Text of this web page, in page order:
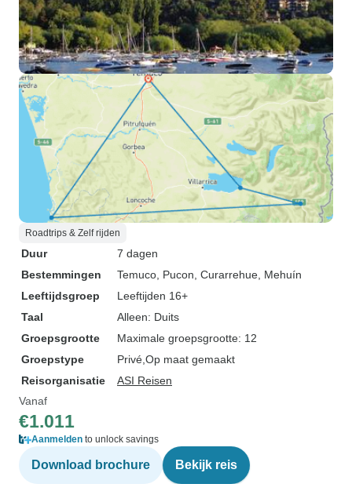
Roadtrips & Zelf rijden
Duur
7 dagen
Bestemmingen
Temuco , Pucon , Curarrehue , Mehuín
Leeftijdsgroep
Leeftijden 16+
Taal
Alleen: Duits
Groepsgrootte
Maximale groepsgrootte: 12
Groepstype
Privé Op maat gemaakt
Reisorganisatie
ASI Reisen
Vanaf
€1.011
Aanmelden to unlock savings
Download brochure Bekijk reis